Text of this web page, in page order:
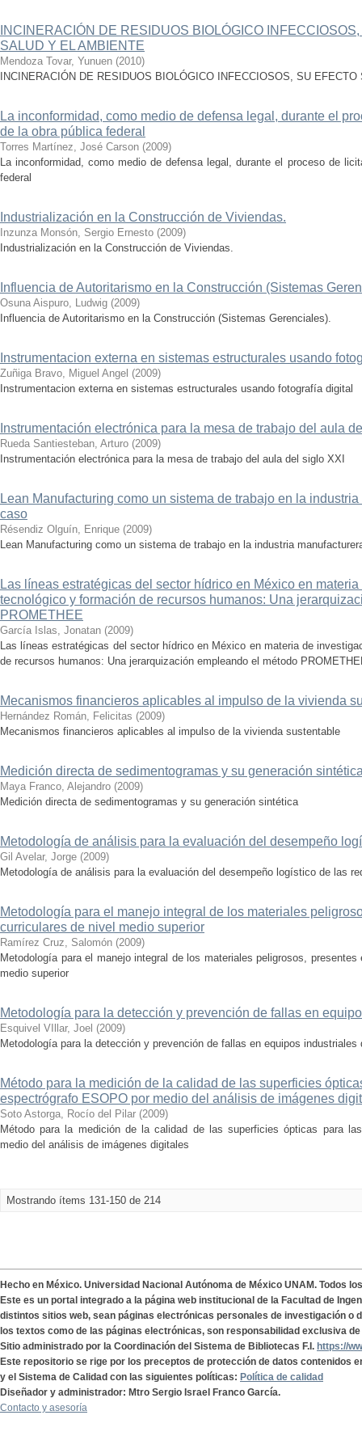
INCINERACIÓN DE RESIDUOS BIOLÓGICO
SALUD Y EL AMBIENTE
Mendoza Tovar, Yunuen (2010)
INCINERACIÓN DE RESIDUOS BIOLÓGICO INFECCIOSOS, SU
La inconformidad, como medio de defensa legal, durante el
de la obra pública federal
Torres Martínez, José Carson (2009)
La inconformidad, como medio de defensa legal, durante el proceso de
federal
Industrialización en la Construcción de Viviendas.
Inzunza Monsón, Sergio Ernesto (2009)
Industrialización en la Construcción de Viviendas.
Influencia de Autoritarismo en la Construcción (Sistemas
Osuna Aispuro, Ludwig (2009)
Influencia de Autoritarismo en la Construcción (Sistemas Gerenciales).
Instrumentacion externa en sistemas estructurales usando
Zuñiga Bravo, Miguel Angel (2009)
Instrumentacion externa en sistemas estructurales usando fotografía digital
Instrumentación electrónica para la mesa de trabajo del aula
Rueda Santiesteban, Arturo (2009)
Instrumentación electrónica para la mesa de trabajo del aula del siglo XXI
Lean Manufacturing como un sistema de trabajo en la
caso
Résendiz Olguín, Enrique (2009)
Lean Manufacturing como un sistema de trabajo en la industria
Las líneas estratégicas del sector hídrico en México en
tecnológico y formación de recursos humanos: Una
PROMETHEE
García Islas, Jonatan (2009)
Las líneas estratégicas del sector hídrico en México en materia de
de recursos humanos: Una jerarquización empleando el método
Mecanismos financieros aplicables al impulso de la vivienda
Hernández Román, Felicitas (2009)
Mecanismos financieros aplicables al impulso de la vivienda sustentable
Medición directa de sedimentogramas y su generación
Maya Franco, Alejandro (2009)
Medición directa de sedimentogramas y su generación sintética
Metodología de análisis para la evaluación del desempeño
Gil Avelar, Jorge (2009)
Metodología de análisis para la evaluación del desempeño logístico de las
Metodología para el manejo integral de los materiales
curriculares de nivel medio superior
Ramírez Cruz, Salomón (2009)
Metodología para el manejo integral de los materiales peligrosos,
medio superior
Metodología para la detección y prevención de fallas en
Esquivel VIllar, Joel (2009)
Metodología para la detección y prevención de fallas en equipos industriales
Método para la medición de la calidad de las superficies
espectrógrafo ESOPO por medio del análisis de imágenes
Soto Astorga, Rocío del Pilar (2009)
Método para la medición de la calidad de las superficies ópticas para
medio del análisis de imágenes digitales
Mostrando ítems 131-150 de 214
Hecho en México. Universidad Nacional Autónoma de México UNAM. Todos
Este es un portal integrado a la página web institucional de la Facultad de
distintos sitios web, sean páginas electrónicas personales de investigación o
los textos como de las páginas electrónicas, son responsabilidad exclusiva
Sitio administrado por la Coordinación del Sistema de Bibliotecas F.I. https://
Este repositorio se rige por los preceptos de protección de datos contenidos
y el Sistema de Calidad con las siguientes políticas: Política de calidad
Diseñador y administrador: Mtro Sergio Israel Franco García.
Contacto y asesoría